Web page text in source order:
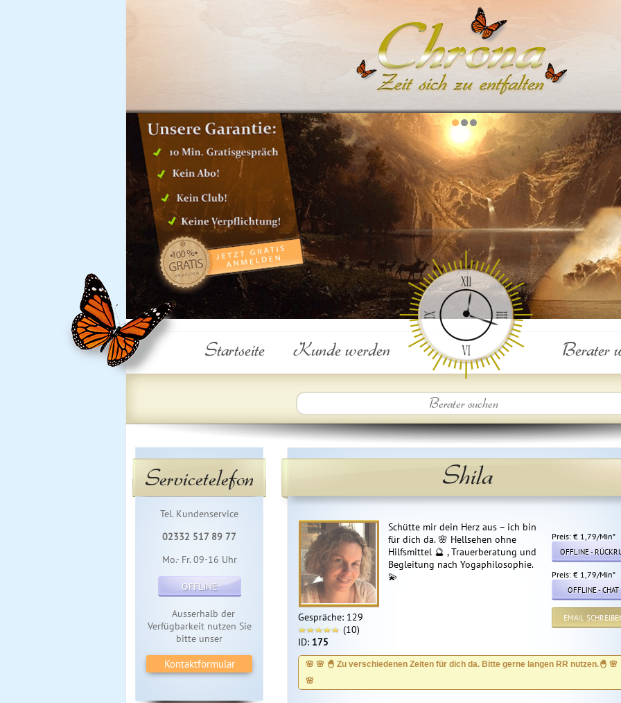
Startseite Kunde werden Berater
Servicetelefon
Tel. Kundenservice
02332 517 89 77
Mo.- Fr. 09-16 Uhr
OFFLINE
Ausserhalb der
Verfügbarkeit nutzen Sie
bitte unser
Kontaktformular
Shila
Schütte mir dein Herz aus – ich bin
für dich da. 🌸 Hellsehen ohne
Hilfsmittel 🔮 , Trauerberatung und
Begleitung nach Yogaphilosophie.
💫
Preis: € 1,79/Min*
OFFLINE -
Preis: € 1,79/Min*
OFFLINE - CHAT
EMAIL
Gespräche: 129
(10)
ID: 175
🌸 🌸 🐣 Zu verschiedenen Zeiten für dich da. Bitte gerne langen RR nutzen.🐣 🌸
🌸